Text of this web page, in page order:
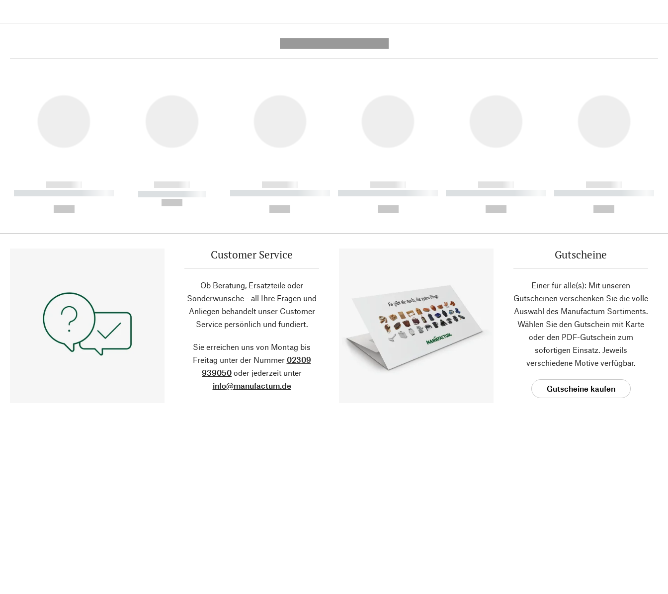
------------
----------- ----------- ----------
------------
----------- -----------
------------
----------- ----------- ----------
------------
----------- ----------- ----------
------------
----------- ----------- ----------
------------
----------- ----------- ----------
Customer Service
Ob Beratung, Ersatzteile oder
Sonderwünsche - all Ihre Fragen und
Anliegen behandelt unser Customer
Service persönlich und fundiert.
Sie erreichen uns von Montag bis
Freitag unter der Nummer 02309
939050 oder jederzeit unter
info@manufactum.de
Gutscheine
Einer für alle(s): Mit unseren
Gutscheinen verschenken Sie die volle
Auswahl des Manufactum Sortiments.
Wählen Sie den Gutschein mit Karte
oder den PDF-Gutschein zum
sofortigen Einsatz. Jeweils
verschiedene Motive verfügbar.
Gutscheine kaufen